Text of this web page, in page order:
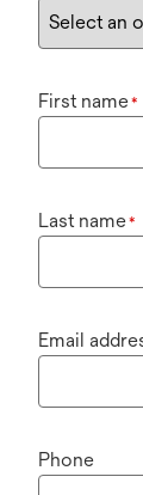
First name*
Last name*
Email
Phone